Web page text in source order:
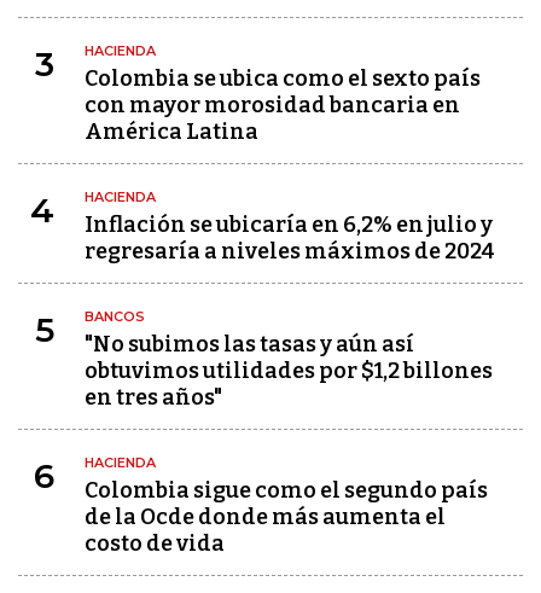
3 HACIENDA
Colombia se ubica como el sexto país
con mayor morosidad bancaria en
América Latina
4 HACIENDA
Inflación se ubicaría en 6,2% en julio y
regresaría a niveles máximos de 2024
5 BANCOS
"No subimos las tasas y aún así
obtuvimos utilidades por $1,2 billones
en tres años"
6 HACIENDA
Colombia sigue como el segundo país
de la Ocde donde más aumenta el
costo de vida